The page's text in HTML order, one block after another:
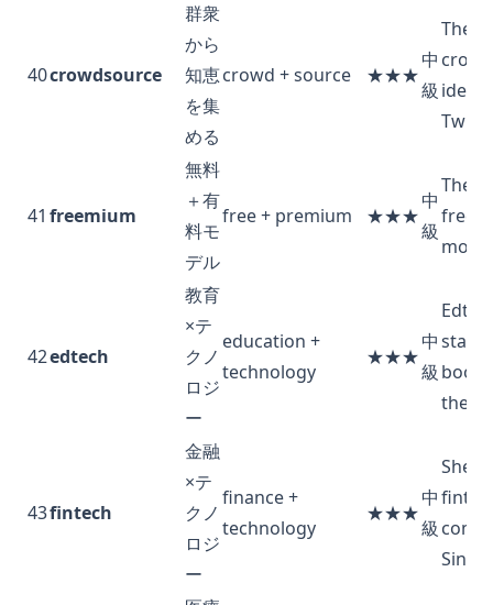
40crowdsource
群衆
から
知恵
を集
める
crowd + source ★★★
中
級
They
ideas
41 freemium
無料
＋有
料モ
デル
free + premium ★★★
中
級
The
42edtech
教育
×テ
クノ
ロジ
ー
education +
technology
★★★
中
級
the
43fintech
金融
×テ
クノ
ロジ
ー
finance +
technology
★★★
中
級
She